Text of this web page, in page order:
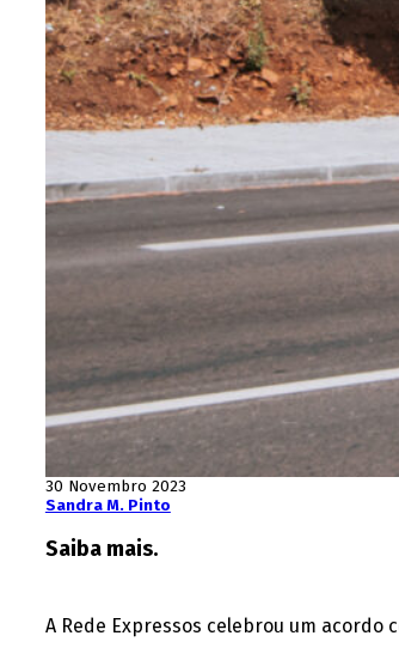
30 Novembro 2023
Sandra M. Pinto
Saiba mais.
A Rede Expressos celebrou um acordo